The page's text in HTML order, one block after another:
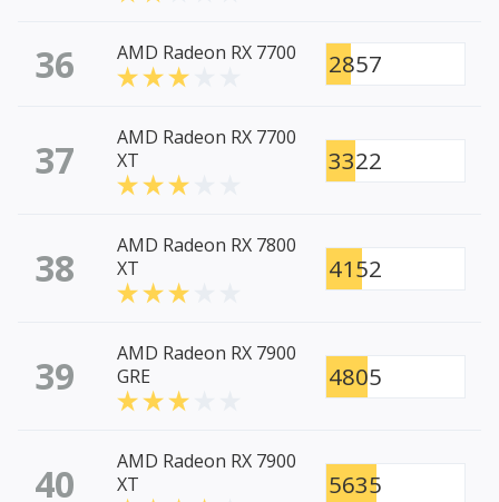
36 AMD Radeon RX 7700 2857
37
AMD Radeon RX 7700
XT
3322
38
AMD Radeon RX 7800
XT
4152
39
AMD Radeon RX 7900
GRE
4805
40
AMD Radeon RX 7900
XT
5635